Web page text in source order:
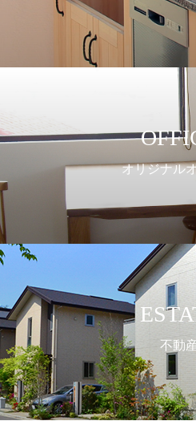
オリジナル
不動